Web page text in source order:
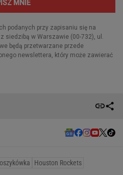
Houston Rockets